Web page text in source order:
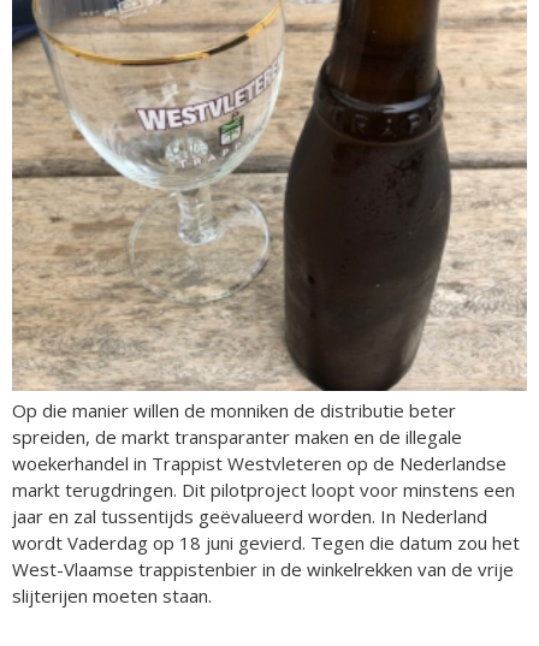
Op die manier willen de monniken de distributie beter
spreiden, de markt transparanter maken en de illegale
woekerhandel in Trappist Westvleteren op de Nederlandse
markt terugdringen. Dit pilotproject loopt voor minstens een
jaar en zal tussentijds geëvalueerd worden. In Nederland
wordt Vaderdag op 18 juni gevierd. Tegen die datum zou het
West-Vlaamse trappistenbier in de winkelrekken van de vrije
slijterijen moeten staan.